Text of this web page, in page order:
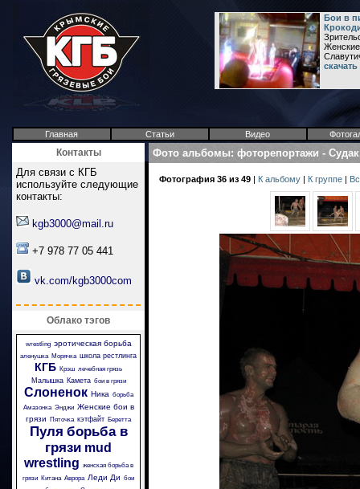
Бои в
Главная Статьи Видео
Контакты
Для связи с КГБ
используйте следующие
контакты:
kgb3000@mail.ru
+7 978 77 05 441
vk.com/kgb3000com
Облако тэгов
wrestling эротическая борьба
аленушка Морячка школа рестлинга
КГБ Крэш лечебная грязь
Малышка Камета бои в грязи
Слоненок Ника борьба
Амазонка Энджи Женские бои в
грязи
Пяточка кэтфайт Беретта
Пуля борьба в
грязи mud
wrestling женская борьба в
грязи Китана Аврора Леди Ди бои
Фото альбомы: фоторепортажи -
Фотография 36 из 49 | К альбому | К группе |